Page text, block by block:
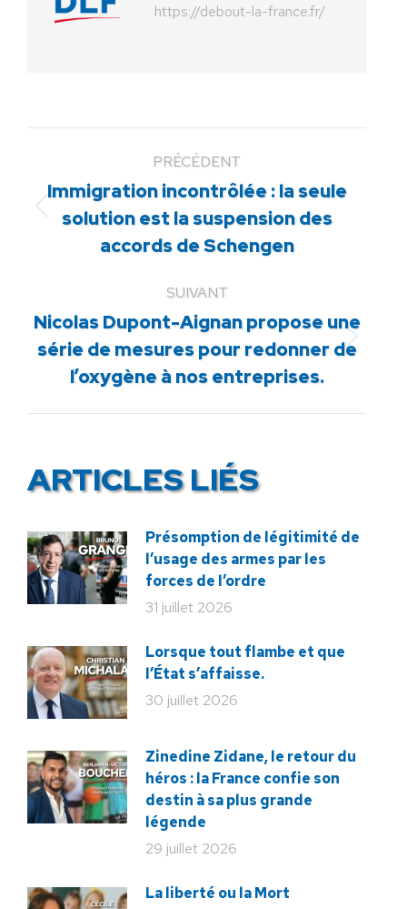
https://debout-la-france.fr/
PRÉCÉDENT
Article
précédent
:
Immigration incontrôlée : la seule
solution est la suspension des
accords de Schengen
SUIVANT
Article
suivant
:
Nicolas Dupont-Aignan propose une
série de mesures pour redonner de
l’oxygène à nos entreprises.
ARTICLES LIÉS
Présomption de légitimité de
l’usage des armes par les
forces de l’ordre
31 juillet 2026
Lorsque tout flambe et que
l’État s’affaisse.
30 juillet 2026
Zinedine Zidane, le retour du
héros : la France confie son
destin à sa plus grande
légende
29 juillet 2026
La liberté ou la Mort